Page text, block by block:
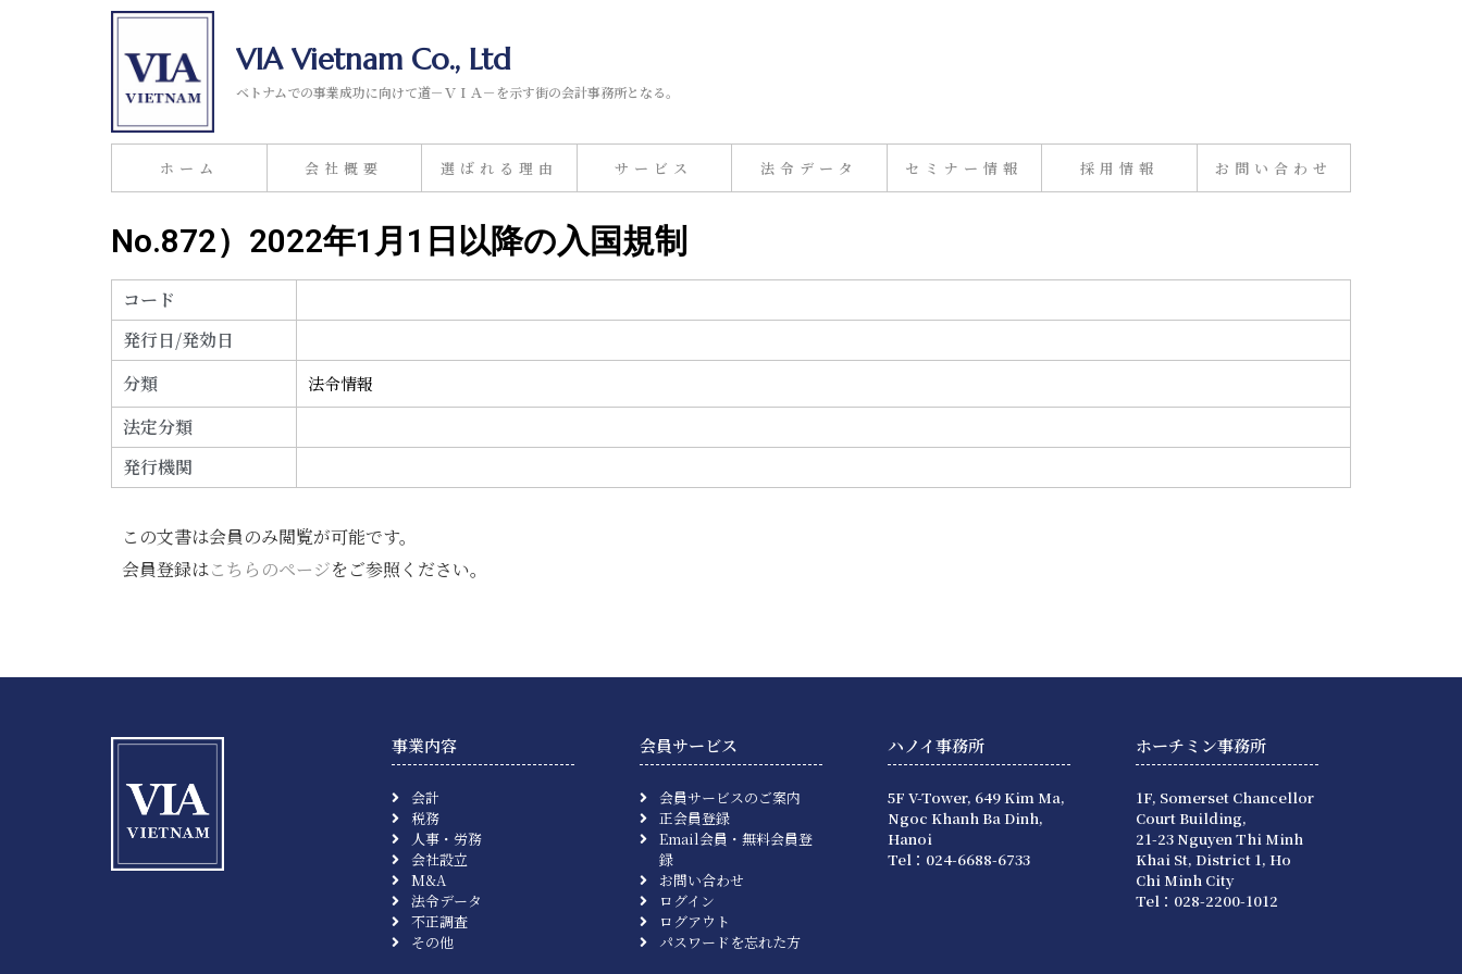
VIA Vietnam Co., Ltd
ベトナムでの事業成功に向けて道－ＶＩＡ－を示す街の会計事務所となる。
ホーム 会社概要 選ばれる理由 サービス 法令データ セミナー情報 採用情報 お問い合わせ
No.872）2022年1月1日以降の入国規制
コード
発行日/発効日
分類
法令情報
法定分類
発行機関
この文書は会員のみ閲覧が可能です。
会員登録はこちらのページをご参照ください。
事業内容
会計
税務
人事・労務
会社設立
M&A
法令データ
不正調査
その他
会員サービス
会員サービスのご案内
正会員登録
Email会員・無料会員登
録
お問い合わせ
ログイン
ログアウト
パスワードを忘れた方
ハノイ事務所
5F V-Tower, 649 Kim Ma,
Ngoc Khanh Ba Dinh,
Hanoi
Tel：024-6688-6733
ホーチミン事務所
1F, Somerset Chancellor
Court Building,
21-23 Nguyen Thi Minh
Khai St, District 1, Ho
Chi Minh City
Tel：028-2200-1012